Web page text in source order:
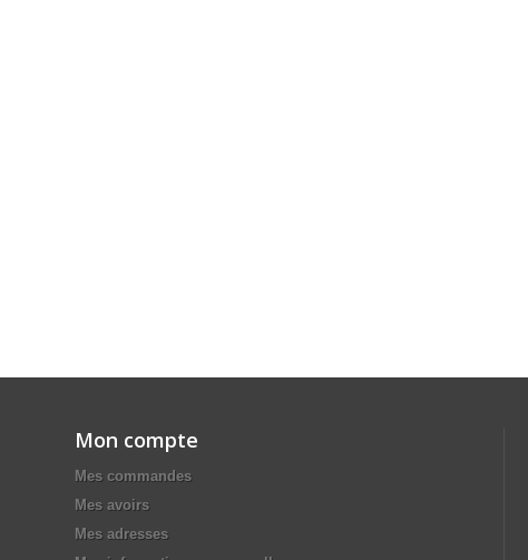
Mon compte
Mes commandes
Mes avoirs
Mes adresses